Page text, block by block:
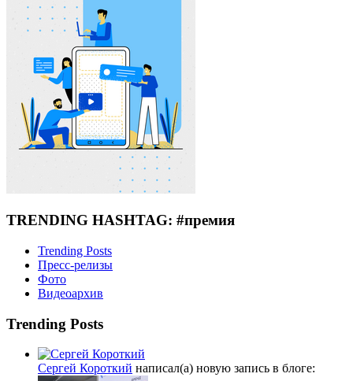
TRENDING HASHTAG: #премия
Trending Posts
Пресс-релизы
Фото
Видеоархив
Trending Posts
Сергей Короткий написал(а) новую запись в блоге: